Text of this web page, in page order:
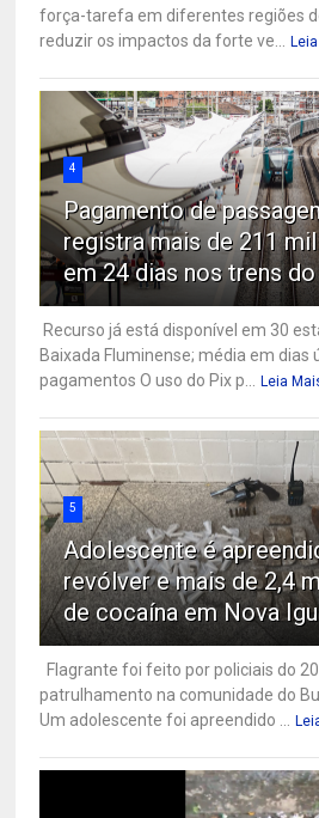
força-tarefa em diferentes regiões
reduzir os impactos da forte ve...
4
Pagamento de
registra mais de 211
em 24 dias nos trens
Recurso já está disponível em 30
Baixada Fluminense; média em dias
pagamentos O uso do Pix p...
Leia
5
Adolescente é
revólver e mais de 2,4
de cocaína em Nova
Flagrante foi feito por policiais do
patrulhamento na comunidade do
Um adolescente foi apreendido ...